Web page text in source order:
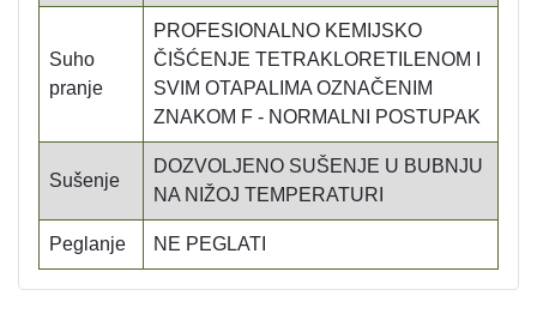
Suho
pranje
PROFESIONALNO KEMIJSKO
ČIŠĆENJE TETRAKLORETILENOM I
SVIM OTAPALIMA OZNAČENIM
ZNAKOM F - NORMALNI POSTUPAK
Sušenje
DOZVOLJENO SUŠENJE U BUBNJU
NA NIŽOJ TEMPERATURI
Peglanje NE PEGLATI